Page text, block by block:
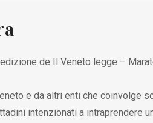
de Il Veneto legge –
e da altri enti che coinvolge
intenzionati a intraprendere